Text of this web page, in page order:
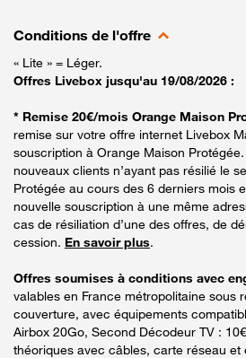
Conditions de l'offre
« Lite » = Léger.
Offres Livebox jusqu'au 19/08/2026 :
* Remise 20€/mois Orange Maison
remise sur votre offre internet Livebox
souscription à Orange Maison
nouveaux clients n’ayant pas résilié le
Protégée au cours des 6 derniers mois
nouvelle souscription à une même
cas de résiliation d’une des offres, de
cession. En savoir plus.
Offres soumises à conditions avec
valables en France métropolitaine sous
couverture, avec équipements
Airbox 20Go, Second Décodeur TV :
théoriques avec câbles, carte réseau et